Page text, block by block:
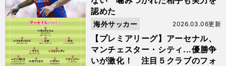
認めた
【プレミアリーグ】アーセナル、
マンチェスター・シティ...優勝争
いが激化！ 注目５クラブのフォ
2026.03.06更新
海外サッカー